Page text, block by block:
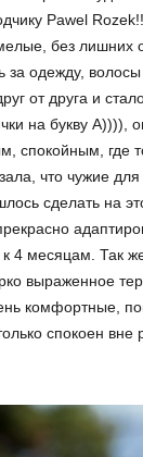
Pawel
без лишних
за одежду,
от друга и
на букву А)))),
спокойным, где
что чужие
сделать на
4 месяцам. Так
выраженное
комфортные,
спокоен